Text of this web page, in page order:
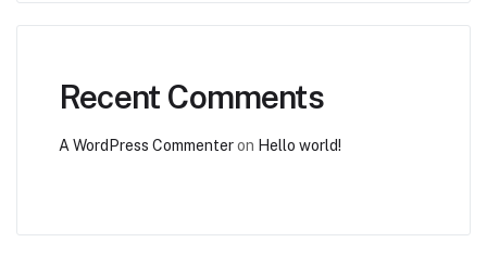
Recent Comments
A WordPress Commenteron Hello world!